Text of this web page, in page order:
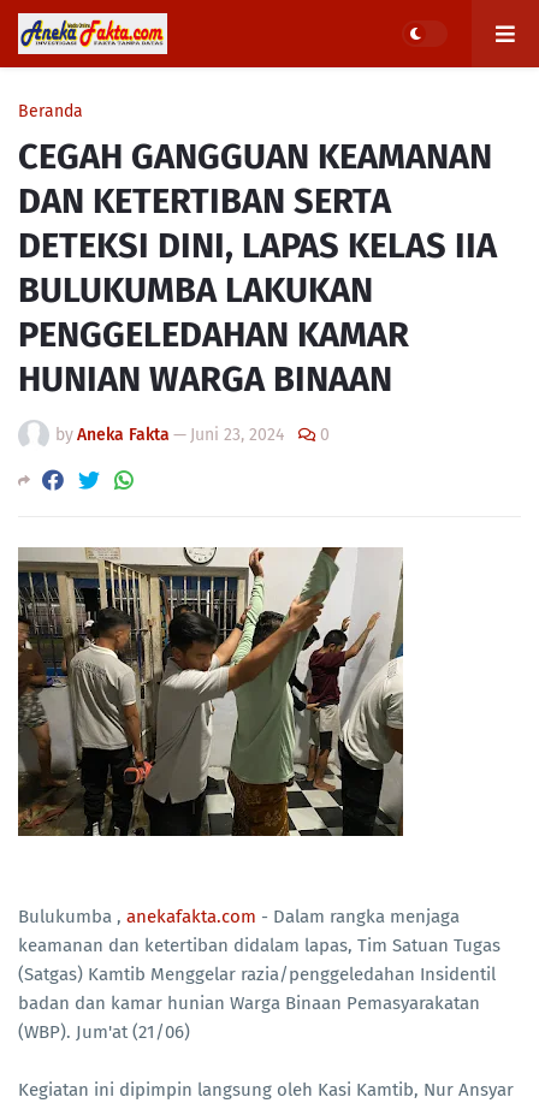
Beranda
CEGAH GANGGUAN KEAMANAN
DAN KETERTIBAN SERTA
DETEKSI DINI, LAPAS KELAS IIA
BULUKUMBA LAKUKAN
PENGGELEDAHAN KAMAR
HUNIAN WARGA BINAAN
byAneka Fakta — Juni 23, 2024 0
Bulukumba , anekafakta.com - Dalam rangka menjaga
keamanan dan ketertiban didalam lapas, Tim Satuan Tugas
(Satgas) Kamtib Menggelar razia/penggeledahan Insidentil
badan dan kamar hunian Warga Binaan Pemasyarakatan
(WBP). Jum'at (21/06)
Kegiatan ini dipimpin langsung oleh Kasi Kamtib, Nur Ansyar